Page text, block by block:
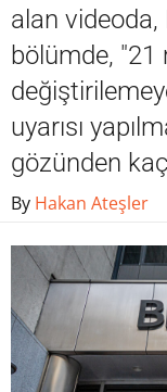
alan videoda,
bölümde, "21
uyarısı
gözünden
By Hakan Ateşler